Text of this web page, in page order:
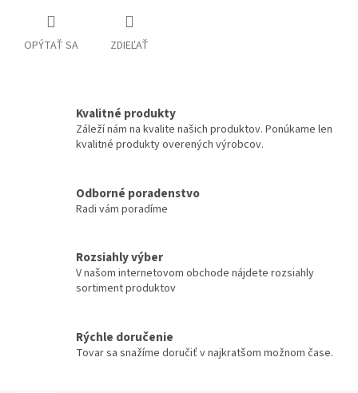
OPÝTAŤ SA ZDIEĽAŤ
Kvalitné produkty
Záleží nám na kvalite našich produktov. Ponúkame len
kvalitné produkty overených výrobcov.
Odborné poradenstvo
Radi vám poradíme
Rozsiahly výber
V našom internetovom obchode nájdete rozsiahly
sortiment produktov
Rýchle doručenie
Tovar sa snažíme doručiť v najkratšom možnom čase.